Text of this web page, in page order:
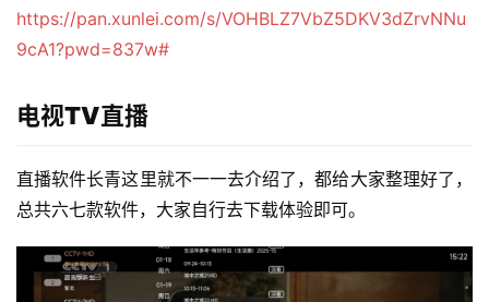
https://pan.xunlei.com/s/VOHBLZ7VbZ5DKV3dZrvNNu
9cA1?pwd=837w#
电视TV直播
直播软件长青这里就不一一去介绍了，都给大家整理好了，
总共六七款软件，大家自行去下载体验即可。